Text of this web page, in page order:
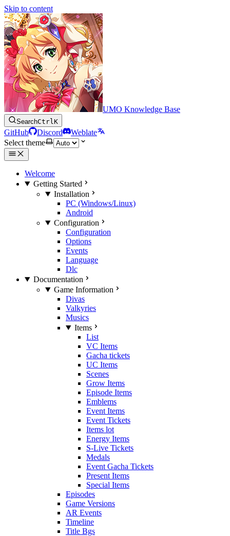
Skip to content
UMO Knowledge Base
SearchCtrlK
GitHub Discord
Weblate
Select theme
Welcome
Getting Started
Installation
PC (Windows/Linux)
Android
Configuration
Configuration
Options
Events
Language
Dlc
Documentation
Game Information
Divas
Valkyries
Musics
Items
List
VC Items
Gacha tickets
UC Items
Scenes
Grow Items
Episode Items
Emblems
Event Items
Event Tickets
Items lot
Energy Items
S-Live Tickets
Medals
Event Gacha Tickets
Present Items
Special Items
Episodes
Game Versions
AR Events
Timeline
Title Bgs